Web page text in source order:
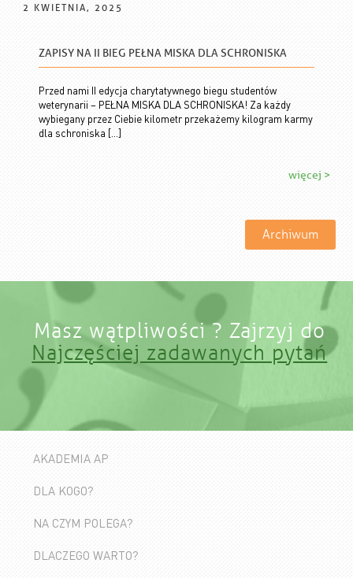
2 KWIETNIA, 2025
ZAPISY NA II BIEG PEŁNA MISKA DLA SCHRONISKA
Przed nami II edycja charytatywnego biegu studentów
weterynarii – PEŁNA MISKA DLA SCHRONISKA! Za każdy
wybiegany przez Ciebie kilometr przekażemy kilogram karmy
dla schroniska […]
więcej >
Archiwum
Masz wątpliwości ? Zajrzyj do
Najczęściej zadawanych pytań
AKADEMIA AP
DLA KOGO?
NA CZYM POLEGA?
DLACZEGO WARTO?